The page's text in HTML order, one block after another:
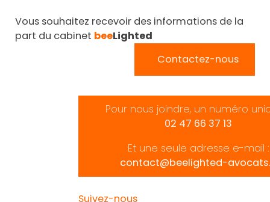
Vous souhaitez recevoir des informations de la
part du cabinet beeLighted
Contactez-nous
Pour nous joindre, un numéro
02 47 66 37 13
Et une seule adresse e-mail :
contact@beelighted-
Suivez-nous